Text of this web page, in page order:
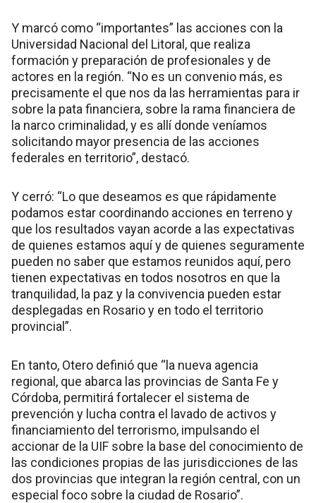
Y marcó como “importantes” las acciones con la
Universidad Nacional del Litoral, que realiza
formación y preparación de profesionales y de
actores en la región. “No es un convenio más, es
precisamente el que nos da las herramientas para ir
sobre la pata financiera, sobre la rama financiera de
la narco criminalidad, y es allí donde veníamos
solicitando mayor presencia de las acciones
federales en territorio”, destacó.
Y cerró: “Lo que deseamos es que rápidamente
podamos estar coordinando acciones en terreno y
que los resultados vayan acorde a las expectativas
de quienes estamos aquí y de quienes seguramente
pueden no saber que estamos reunidos aquí, pero
tienen expectativas en todos nosotros en que la
tranquilidad, la paz y la convivencia pueden estar
desplegadas en Rosario y en todo el territorio
provincial”.
En tanto, Otero definió que “la nueva agencia
regional, que abarca las provincias de Santa Fe y
Córdoba, permitirá fortalecer el sistema de
prevención y lucha contra el lavado de activos y
financiamiento del terrorismo, impulsando el
accionar de la UIF sobre la base del conocimiento de
las condiciones propias de las jurisdicciones de las
dos provincias que integran la región central, con un
especial foco sobre la ciudad de Rosario”.